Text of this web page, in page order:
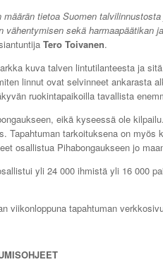
määrän tietoa Suomen
vähentymisen sekä
Tero Toivanen.
kuva talven lintutilanteesta ja
linnut ovat selvinneet ankarasta
ruokintapaikoilla tavallista
eikä kyseessä ole
Tapahtuman tarkoituksena on
osallistua Pihabongaukseen jo
yli 24 000 ihmistä yli 16 000
viikonloppuna tapahtuman